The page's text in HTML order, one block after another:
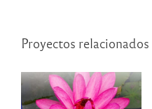
Proyectos relacionados